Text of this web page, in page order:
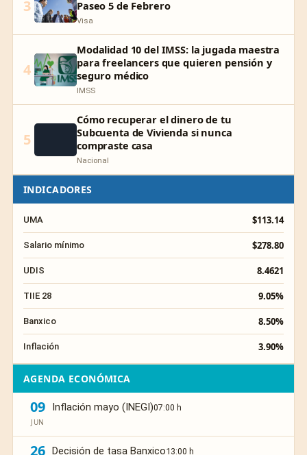
3 Paseo 5 de Febrero
Visa
4
Modalidad 10 del IMSS: la jugada maestra
para freelancers que quieren pensión y
seguro médico
IMSS
5
Cómo recuperar el dinero de tu
Subcuenta de Vivienda si nunca
compraste casa
Nacional
INDICADORES
UMA $113.14
Salario mínimo $278.80
UDIS 8.4621
TIIE 28 9.05%
Banxico 8.50%
Inflación 3.90%
AGENDA ECONÓMICA
09
JUN
Inflación mayo (INEGI)07:00 h
26 Decisión de tasa Banxico13:00 h